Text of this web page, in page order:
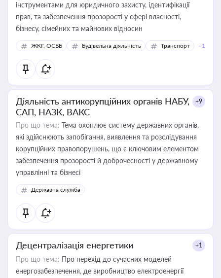
інструментами для юридичного захисту, ідентифікації
прав, та забезпечення прозорості у сфері власності,
бізнесу, сімейних та майнових відносин
ЖКГ, ОСББ Будівельна діяльність Транспорт +1
Діяльність антикорупційних органів НАБУ,
САП, НАЗК, ВАКС
+9
Про що тема: Тема охоплює систему державних органів,
які здійснюють запобігання, виявлення та розслідування
корупційних правопорушень, що є ключовим елементом
забезпечення прозорості й доброчесності у державному
управлінні та бізнесі
Державна служба
Децентралізація енергетики +1
Про що тема: Про перехід до сучасних моделей
енергозабезпечення, де виробництво електроенергії